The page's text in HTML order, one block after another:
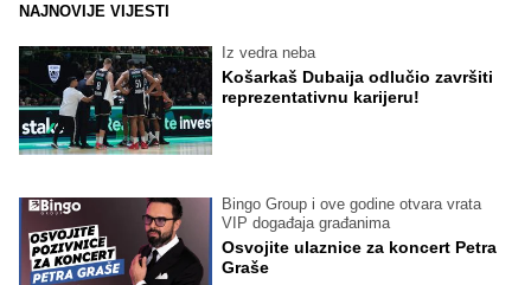
NAJNOVIJE VIJESTI
Iz vedra neba
Košarkaš Dubaija odlučio završiti
reprezentativnu karijeru!
Bingo Group i ove godine otvara vrata
VIP događaja građanima
Osvojite ulaznice za koncert Petra
Graše